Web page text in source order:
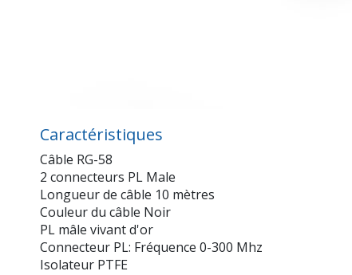
Caractéristiques
Câble RG-58
2 connecteurs PL Male
Longueur de câble 10 mètres
Couleur du câble Noir
PL mâle vivant d'or
Connecteur PL: Fréquence 0-300 Mhz
Isolateur PTFE